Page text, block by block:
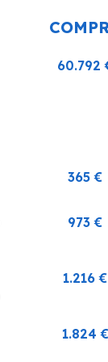
60.792
365 €
973 €
1.216 €
1.824 €